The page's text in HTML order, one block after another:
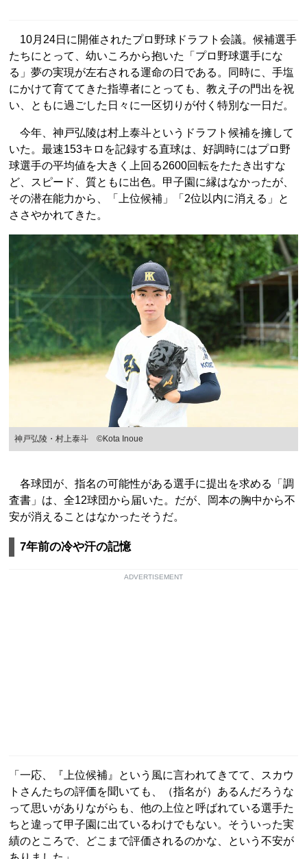
10月24日に開催されたプロ野球ドラフト会議。候補選手
たちにとって、幼いころから抱いた「プロ野球選手にな
る」夢の実現が左右される運命の日である。同時に、手塩
にかけて育ててきた指導者にとっても、教え子の門出を祝
い、ともに過ごした日々に一区切りが付く特別な一日だ。
今年、神戸弘陵は村上泰斗というドラフト候補を擁して
いた。最速153キロを記録する直球は、好調時にはプロ野
球選手の平均値を大きく上回る2600回転をたたき出すな
ど、スピード、質ともに出色。甲子園に縁はなかったが、
その潜在能力から、「上位候補」「2位以内に消える」と
ささやかれてきた。
神戸弘陵・村上泰斗 ©Kota Inoue
各球団が、指名の可能性がある選手に提出を求める「調
査書」は、全12球団から届いた。だが、岡本の胸中から不
安が消えることはなかったそうだ。
7年前の冷や汗の記憶
ADVERTISEMENT
「一応、『上位候補』という風に言われてきてて、スカウ
トさんたちの評価を聞いても、（指名が）あるんだろうな
って思いがありながらも、他の上位と呼ばれている選手た
ちと違って甲子園に出ているわけでもない。そういった実
績のところで、どこまで評価されるのかな、という不安が